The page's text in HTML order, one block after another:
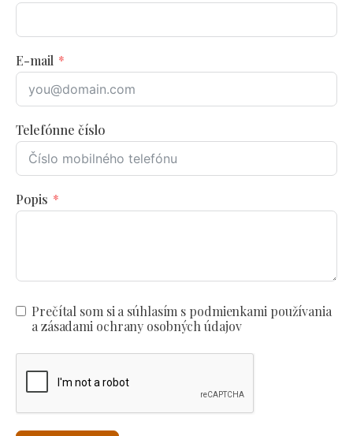
E-mail
Telefónne číslo
Popis
Prečítal som si a súhlasím s podmienkami používania
a zásadami ochrany osobných údajov